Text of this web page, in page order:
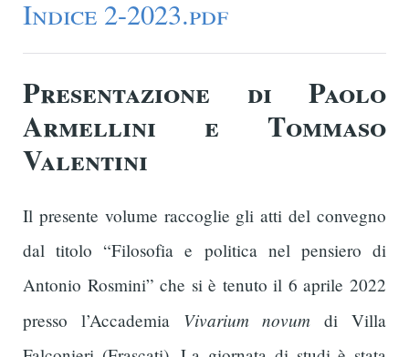
Indice 2-2023.pdf
Presentazione di Paolo
Armellini e Tommaso
Valentini
Il presente volume raccoglie gli atti del convegno
dal titolo “Filosofia e politica nel pensiero di
Antonio Rosmini” che si è tenuto il 6 aprile 2022
presso l’Accademia Vivarium novum di Villa